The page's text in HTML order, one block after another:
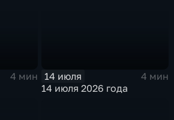
4 мин
14 июля
4 мин
14 июля 2026 года